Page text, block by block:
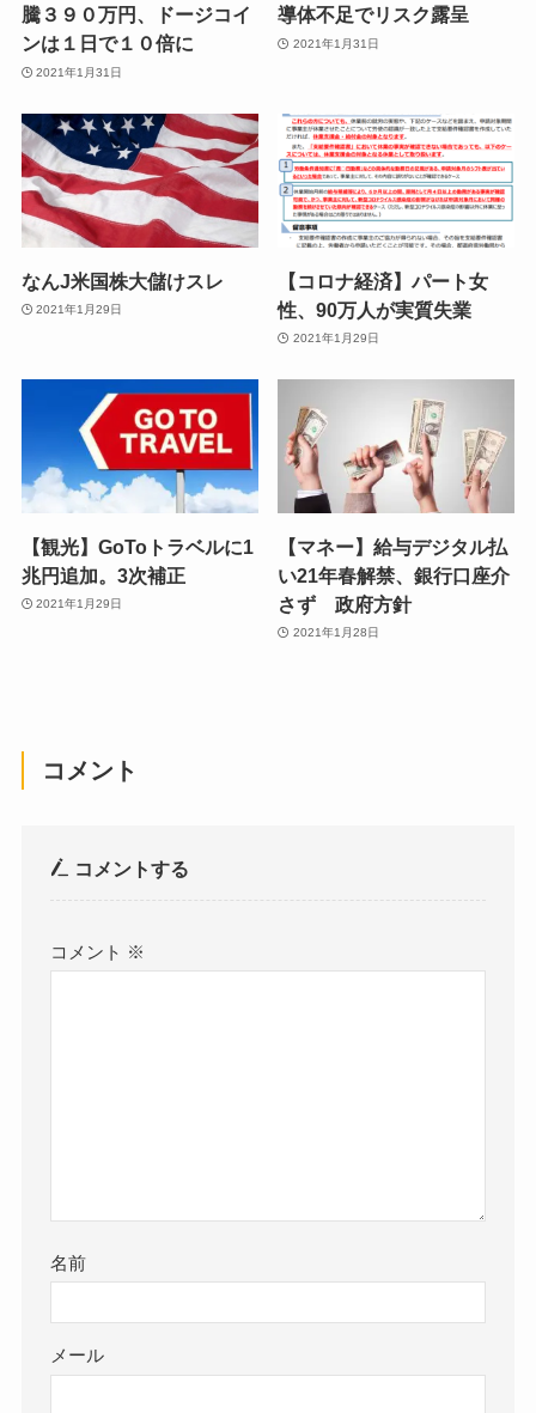
騰３９０万円、ドージコイ
ンは１日で１０倍に
2021年1月31日
導体不足でリスク露呈
2021年1月31日
なんJ米国株大儲けスレ
2021年1月29日
【コロナ経済】パート女
性、90万人が実質失業
2021年1月29日
【観光】GoToトラベルに1
兆円追加。3次補正
2021年1月29日
【マネー】給与デジタル払
い21年春解禁、銀行口座介
さず 政府方針
2021年1月28日
コメント
コメントする
コメント ※
名前
メール